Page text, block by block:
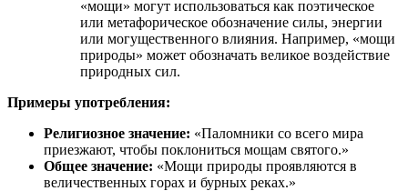
«мощи» могут использоваться как поэтическое
или метафорическое обозначение силы, энергии
или могущественного влияния. Например, «мощи
природы» может обозначать великое воздействие
природных сил.
Примеры употребления:
Религиозное значение: «Паломники со всего мира
приезжают, чтобы поклониться мощам святого.»
Общее значение: «Мощи природы проявляются в
величественных горах и бурных реках.»